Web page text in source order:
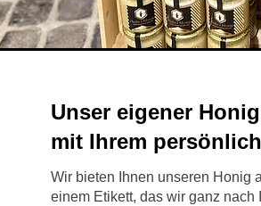
Unser eigener
mit Ihrem
Wir bieten Ihnen unseren Honig
einem Etikett, das wir ganz